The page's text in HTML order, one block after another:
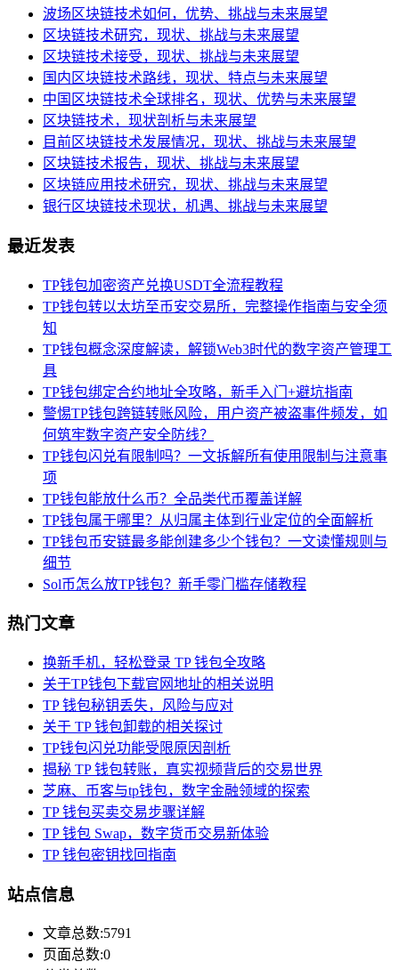
波场区块链技术如何，优势、挑战与未来展望
区块链技术研究，现状、挑战与未来展望
区块链技术接受，现状、挑战与未来展望
国内区块链技术路线，现状、特点与未来展望
中国区块链技术全球排名，现状、优势与未来展望
区块链技术，现状剖析与未来展望
目前区块链技术发展情况，现状、挑战与未来展望
区块链技术报告，现状、挑战与未来展望
区块链应用技术研究，现状、挑战与未来展望
银行区块链技术现状，机遇、挑战与未来展望
最近发表
TP钱包加密资产兑换USDT全流程教程
TP钱包转以太坊至币安交易所，完整操作指南与安全须
知
TP钱包概念深度解读，解锁Web3时代的数字资产管理工
具
TP钱包绑定合约地址全攻略，新手入门+避坑指南
警惕TP钱包跨链转账风险，用户资产被盗事件频发，如
何筑牢数字资产安全防线？
TP钱包闪兑有限制吗？一文拆解所有使用限制与注意事
项
TP钱包能放什么币？全品类代币覆盖详解
TP钱包属于哪里？从归属主体到行业定位的全面解析
TP钱包币安链最多能创建多少个钱包？一文读懂规则与
细节
Sol币怎么放TP钱包？新手零门槛存储教程
热门文章
换新手机，轻松登录 TP 钱包全攻略
关于TP钱包下载官网地址的相关说明
TP 钱包秘钥丢失，风险与应对
关于 TP 钱包卸载的相关探讨
TP钱包闪兑功能受限原因剖析
揭秘 TP 钱包转账，真实视频背后的交易世界
芝麻、币客与tp钱包，数字金融领域的探索
TP 钱包买卖交易步骤详解
TP 钱包 Swap，数字货币交易新体验
TP 钱包密钥找回指南
站点信息
文章总数:5791
页面总数:0